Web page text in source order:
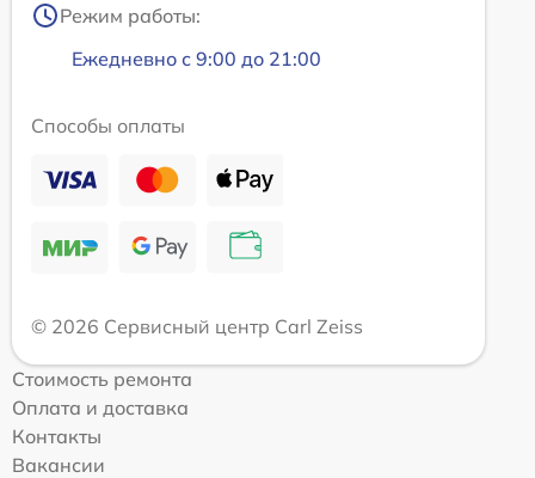
Режим работы:
Ежедневно с 9:00 до 21:00
Способы оплаты
© 2026 Сервисный центр Carl Zeiss
Стоимость ремонта
Оплата и доставка
Контакты
Вакансии